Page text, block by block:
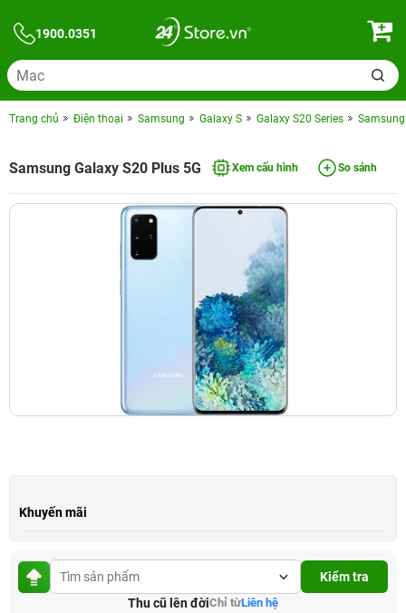
1900.0351
Trang chủ Điện thoại Samsung Galaxy S Galaxy S20 Series
Samsung Galaxy S20 Plus 5G Xem cấu hình So sánh
Khuyến mãi
Kiểm tra
Thu cũ lên đờiChỉ từLiên hệ